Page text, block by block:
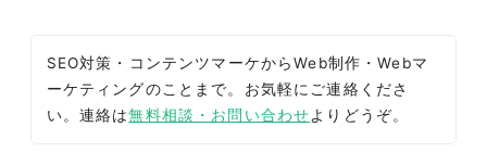
SEO対策・コンテンツマーケからWeb制作・Webマ
ーケティングのことまで。お気軽にご連絡くださ
い。連絡は無料相談・お問い合わせよりどうぞ。